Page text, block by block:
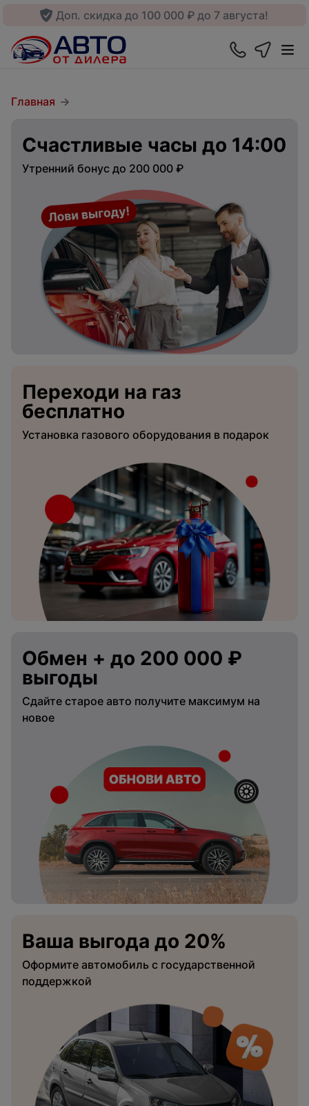
Доп. скидка до 100 000 ₽ до 7 августа!
Главная
Счастливые часы до 14:00
Утренний бонус до 200 000 ₽
Переходи на газ
бесплатно
Установка газового оборудования в подарок
Обмен + до 200 000 ₽
выгоды
Сдайте старое авто получите максимум на
новое
Ваша выгода до 20%
Оформите автомобиль с государственной
поддержкой